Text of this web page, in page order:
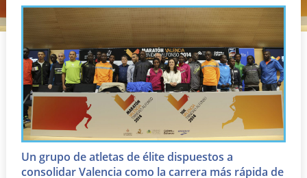
Un grupo de atletas de élite dispuestos a
consolidar Valencia como la carrera más rápida de